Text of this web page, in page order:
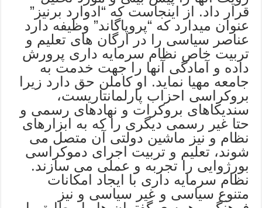
قرار داد. از اینجاست که “ادوارد برنیز”
عنوان میدارد که “پروپاگاند” وظیفه دارد
عناصر سیاسی را در ارگان های تعلیم و
تربیت خاص نظام سرمایه داری پرورش
داده و آمادگی آنها را جهت خدمت به
جامعه مهیا نماید. او کاملن حق دارد زیرا
بروکراسی احزاب پارلمانتاریست،
سندیکاهای بروکرات و نهادهای رسمی و
حتا غیر رسمی دیگری را که به ابزارهای
نظام و نیز ماشین دولتی آن متصل می
شوند، تعلیم و تربیت اجرای دموکراسی
بورژوایی را تجربه و عملی می سازند.
نظام سرمایه داری با ایجاد امکانات
متنوع سیاسی و غیر سیاسی و نیز